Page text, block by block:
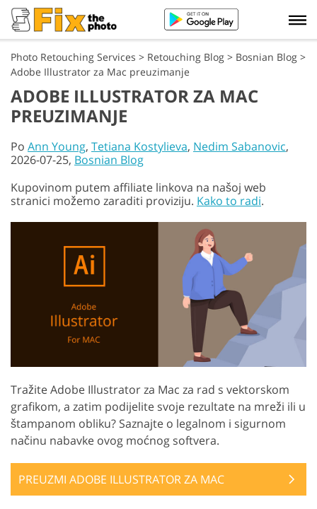
Photo Retouching Services > Retouching Blog > Bosnian Blog >
Adobe Illustrator za Mac preuzimanje
ADOBE ILLUSTRATOR ZA MAC
PREUZIMANJE
Po Ann Young, Tetiana Kostylieva, Nedim Sabanovic,
2026-07-25, Bosnian Blog
Kupovinom putem affiliate linkova na našoj web
stranici možemo zaraditi proviziju. Kako to radi.
Tražite Adobe Illustrator za Mac za rad s vektorskom
grafikom, a zatim podijelite svoje rezultate na mreži ili u
štampanom obliku? Saznajte o legalnom i sigurnom
načinu nabavke ovog moćnog softvera.
PREUZMI ADOBE ILLUSTRATOR ZA MAC